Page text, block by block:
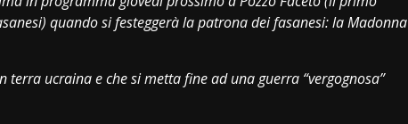
quando si festeggerà la patrona dei fasanesi: la Madonna
ucraina e che si metta fine ad una guerra “vergognosa”